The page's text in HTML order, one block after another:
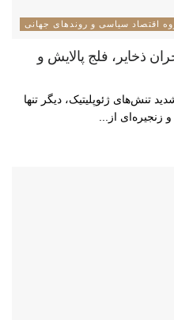
اقتصاد سیاسی و روندهای جهانی
ذخایر، فلج پالایش و
تنش‌های ژئوپلیتیک، دیگر تنها
زنجیره‌ای از...